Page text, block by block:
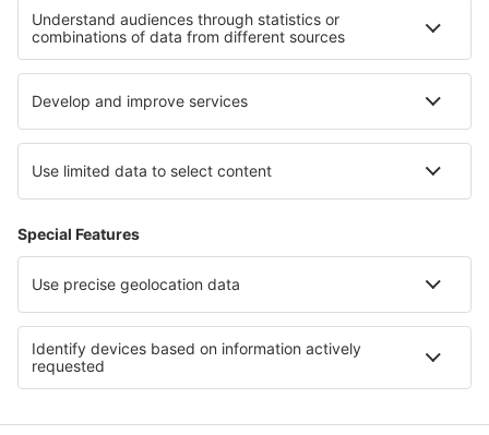
Ubytování v Cinque Terre Ubytování in Andalusia
Ubytování in Nuevo León Ubytování v Champagne
Ubytování ve Španělsku Ubytování in Giza